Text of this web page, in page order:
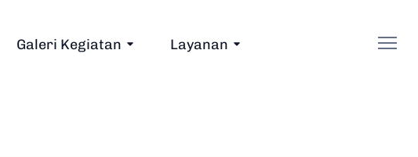
Galeri Kegiatan Layanan